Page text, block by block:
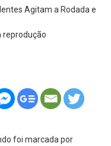
reprodução
foi marcada por